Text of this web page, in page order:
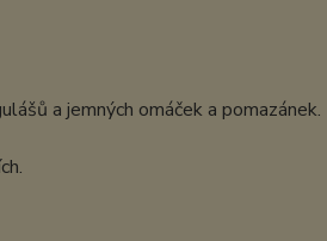
a jemných omáček a pomazánek.